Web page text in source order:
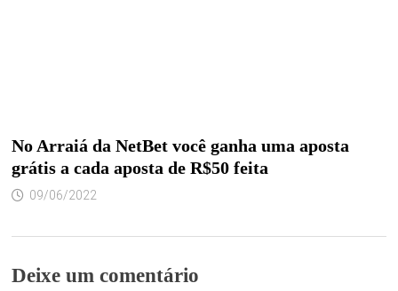
No Arraiá da NetBet você ganha uma aposta
grátis a cada aposta de R$50 feita
09/06/2022
Deixe um comentário